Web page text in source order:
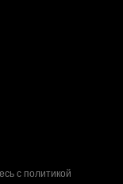
с политикой